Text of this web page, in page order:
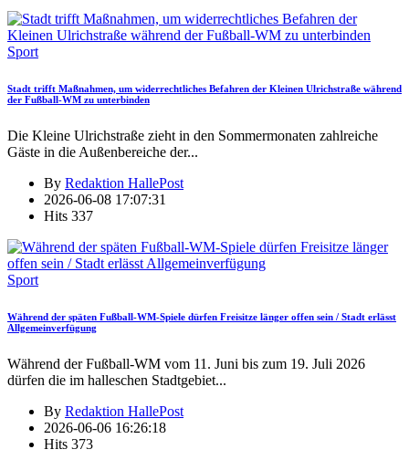
Sport
Stadt trifft Maßnahmen, um widerrechtliches Befahren der Kleinen Ulrichstraße während
der Fußball-WM zu unterbinden
Die Kleine Ulrichstraße zieht in den Sommermonaten zahlreiche
Gäste in die Außenbereiche der...
By Redaktion HallePost
2026-06-08 17:07:31
Hits 337
Sport
Während der späten Fußball-WM-Spiele dürfen Freisitze länger offen sein / Stadt erlässt
Allgemeinverfügung
Während der Fußball-WM vom 11. Juni bis zum 19. Juli 2026
dürfen die im halleschen Stadtgebiet...
By Redaktion HallePost
2026-06-06 16:26:18
Hits 373